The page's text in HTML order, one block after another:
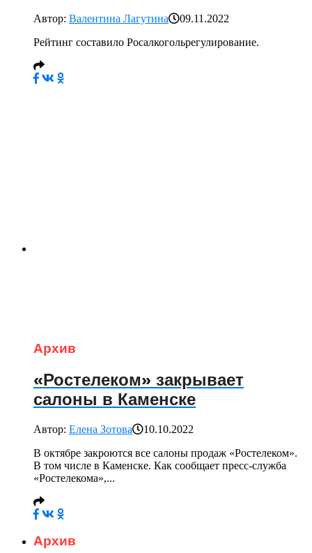
Автор: Валентина Лагутина
09.11.2022
Рейтинг составило Росалкогольрегулирование.
Архив
«Ростелеком» закрывает
салоны в Каменске
Автор: Елена Зотова
10.10.2022
В октябре закроются все салоны продаж «Ростелеком».
В том числе в Каменске. Как сообщает пресс-служба
«Ростелекома»,...
Архив